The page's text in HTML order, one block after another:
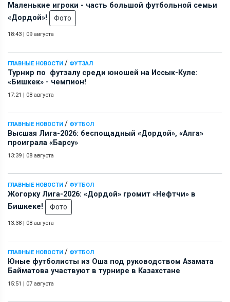
Маленькие игроки - часть большой футбольной семьи
«Дордой»!
Фото
18:43 | 09 августа
ГЛАВНЫЕ НОВОСТИ / ФУТЗАЛ
Турнир по футзалу среди юношей на Иссык-Куле:
«Бишкек» - чемпион!
17:21 | 08 августа
ГЛАВНЫЕ НОВОСТИ / ФУТБОЛ
Высшая Лига-2026: беспощадный «Дордой», «Алга»
проиграла «Барсу»
13:39 | 08 августа
ГЛАВНЫЕ НОВОСТИ / ФУТБОЛ
Жогорку Лига-2026: «Дордой» громит «Нефтчи» в
Бишкеке!
Фото
13:38 | 08 августа
ГЛАВНЫЕ НОВОСТИ / ФУТБОЛ
Юные футболисты из Оша под руководством Азамата
Байматова участвуют в турнире в Казахстане
15:51 | 07 августа